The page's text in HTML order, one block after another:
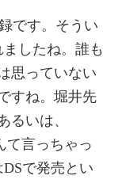
です。そうい
したね。誰も
思っていない
すね。堀井先
るいは、
て言っちゃっ
で発売とい